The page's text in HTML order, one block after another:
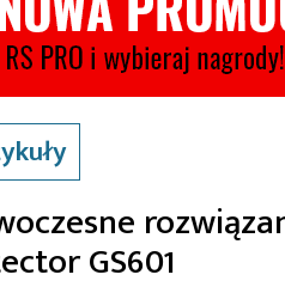
GS601